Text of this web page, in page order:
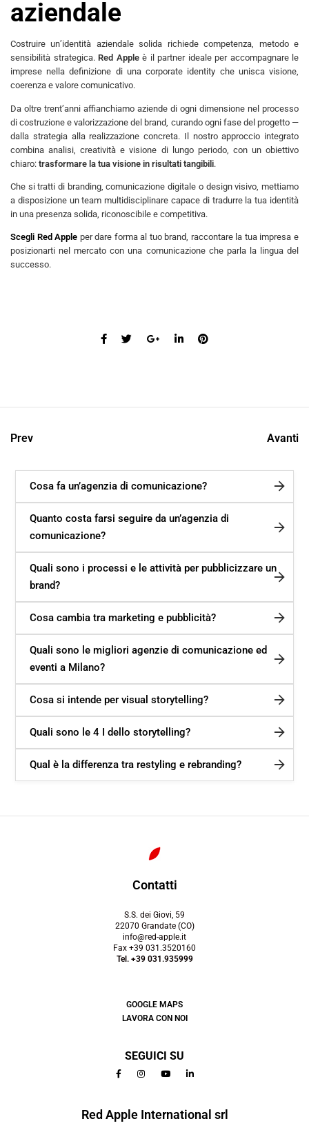
aziendale
Costruire un’identità aziendale solida richiede competenza, metodo e
sensibilità strategica. Red Appleè il partner ideale per accompagnare le
imprese nella definizione di una corporate identity che unisca visione,
coerenza e valore comunicativo.
Da oltre trent’anni affianchiamo aziende di ogni dimensione nel processo
di costruzione e valorizzazione del brand, curando ogni fase del progetto —
dalla strategia alla realizzazione concreta. Il nostro approccio integrato
combina analisi, creatività e visione di lungo periodo, con un obiettivo
chiaro: trasformare la tua visione in risultati tangibili.
Che si tratti di branding, comunicazione digitale o design visivo, mettiamo
a disposizione un team multidisciplinare capace di tradurre la tua identità
in una presenza solida, riconoscibile e competitiva.
Scegli Red Apple per dare forma al tuo brand, raccontare la tua impresa e
posizionarti nel mercato con una comunicazione che parla la lingua del
successo.
Prev Avanti
Cosa fa un’agenzia di comunicazione?
Quanto costa farsi seguire da un’agenzia di
comunicazione?
Quali sono i processi e le attività per pubblicizzare un
brand?
Cosa cambia tra marketing e pubblicità?
Quali sono le migliori agenzie di comunicazione ed
eventi a Milano?
Cosa si intende per visual storytelling?
Quali sono le 4 I dello storytelling?
Qual è la differenza tra restyling e rebranding?
Contatti
S.S. dei Giovi, 59
22070 Grandate (CO)
info@red-apple.it
Fax +39 031.3520160
Tel. +39 031.935999
GOOGLE MAPS
LAVORA CON NOI
SEGUICI SU
Red Apple International srl